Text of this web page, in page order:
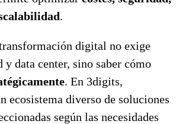
.
digital no exige
data center, sino saber cómo
. En 3digits,
ecosistema diverso de soluciones
según las necesidades